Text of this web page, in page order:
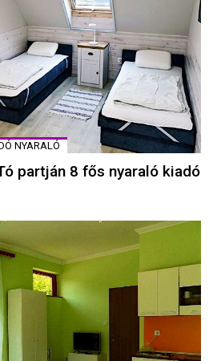
NYARALÓ
partján 8 fős nyaraló kiadó